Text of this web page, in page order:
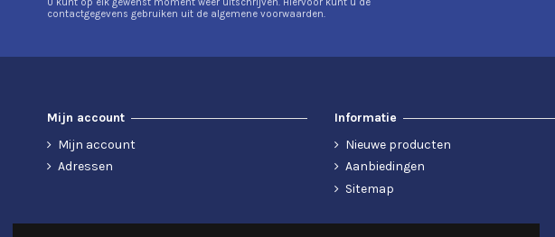
U kunt op elk gewenst moment weer uitschrijven. Hiervoor kunt u de
contactgegevens gebruiken uit de algemene voorwaarden.
Mijn account
Mijn account
Adressen
Informatie
Nieuwe producten
Aanbiedingen
Sitemap